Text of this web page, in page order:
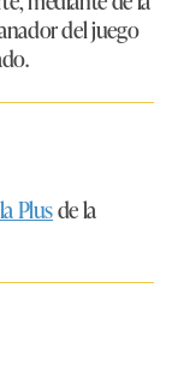
del juego
Plusde la